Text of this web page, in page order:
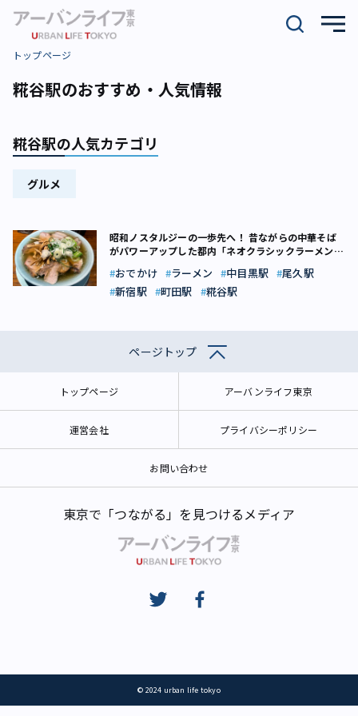
トップページ
糀谷駅のおすすめ・人気情報
糀谷駅の人気カテゴリ
グルメ
昭和ノスタルジーの一歩先へ！ 昔ながらの中華そば
がパワーアップした都内「ネオクラシックラーメン」
おでかけ ラーメン 中目黒駅
尾久駅
新宿駅
町田駅 糀谷駅
ページトップ
トップページ アーバンライフ東京
運営会社 プライバシーポリシー
お問い合わせ
東京で「つながる」を見つけるメディア
© 2024 urban life tokyo